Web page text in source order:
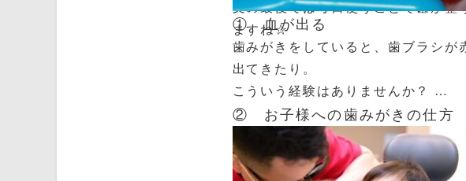
文の最後では毎日使うことで歯が整
ますね☆
① 血が出る
歯みがきをしていると、歯ブラシ
出てきたり。
こういう経験はありませんか？
または、現在、この状態になってい
おそらく、歯ぐきの炎症が起きてい
② お子様への歯みがきの仕方